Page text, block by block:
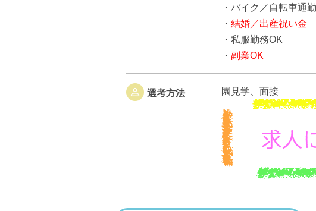
・バイク／自転車通
・ 結婚／出産祝い金
・私服勤務OK
・ 副業OK
選考方法 園見学、面接